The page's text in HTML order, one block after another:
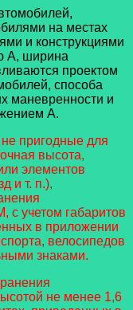
на местах
и конструкциями
А, ширина
проектом
способа
маневренности и
А.
пригодные для
высота,
элементов
и т. п.),
с учетом габаритов
в приложении
велосипедов
знаками.
не менее 1,6